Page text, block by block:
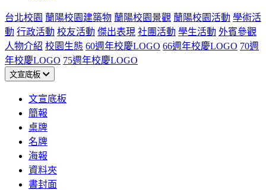
台北校園 蘭陽校園建築物 蘭陽校園景觀 蘭陽校園活動 學術活
動 行政活動 校友活動 傑出表現 社團活動 學生活動 外賓參觀
人物介紹 校園生態 60週年校慶LOGO 66週年校慶LOGO 70週
年校慶LOGO 75週年校慶LOGO
文宣底板
文宣底板
簡報
桌牌
名牌
海報
資料夾
書封面